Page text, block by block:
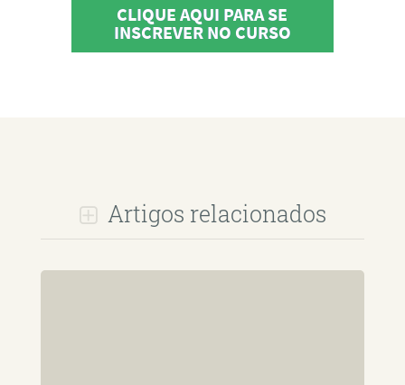
CLIQUE AQUI PARA SE
INSCREVER NO CURSO
Artigos relacionados